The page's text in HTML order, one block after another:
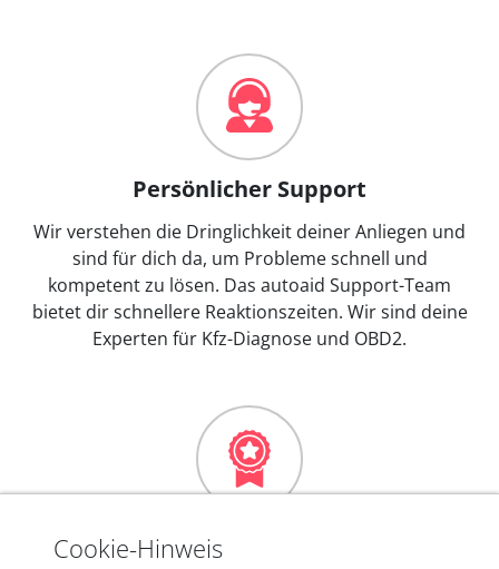
Persönlicher Support
Wir verstehen die Dringlichkeit deiner Anliegen und
sind für dich da, um Probleme schnell und
kompetent zu lösen. Das autoaid Support-Team
bietet dir schnellere Reaktionszeiten. Wir sind deine
Experten für Kfz-Diagnose und OBD2.
Mehr als 10 Jahre Erfahrung
Cookie-Hinweis